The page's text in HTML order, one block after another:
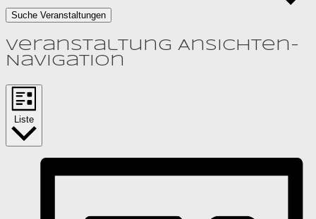
Suche Veranstaltungen
Veranstaltung Ansichten-
Navigation
Liste